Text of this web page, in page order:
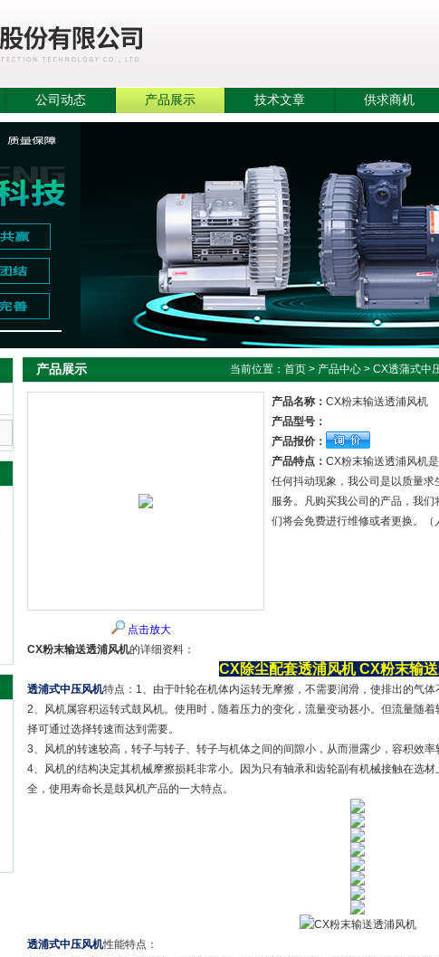
公司动态 产品展示 技术文章 供求商机
产品展示 当前位置： 首页 > 产品中心 > CX透蒲式中
点击放大
产品名称： CX粉末输送透浦风机
产品型号：
产品报价：
产品特点： CX粉末输送透浦风机
任何抖动现象，我公司是以质量
服务。凡购买我公司的产品，我
们将会免费进行维修或者更换。（
CX粉末输送透浦风机的详细资料：
CX除尘配套透浦风机 CX粉末输
透浦式中压风机特点：1、由于叶轮在机体内运转无摩擦，不需要润滑，使排出的气
2、风机属容积运转式鼓风机。使用时，随着压力的变化，流量变动甚小。但流量随
择可通过选择转速而达到需要。
3、风机的转速较高，转子与转子、转子与机体之间的间隙小，从而泄露少，容积效率
4、风机的结构决定其机械摩擦损耗非常小。因为只有轴承和齿轮副有机械接触在选
全，使用寿命长是鼓风机产品的一大特点。
透浦式中压风机性能特点：